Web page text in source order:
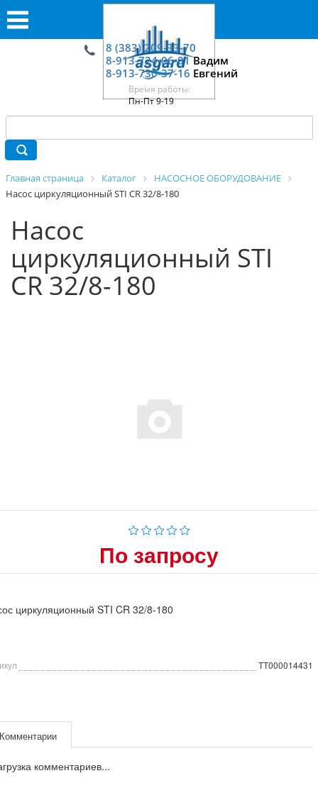
8 (383) 209-33-70
8-913-724-06-01Вадим
8-913-730-37-16 Евгений
Время работы:
Пн-Пт 9-19
Главная страница Каталог
НАСОСНОЕ ОБОРУДОВАНИЕ
Насос циркуляционный STI CR 32/8-180
Насос
циркуляционный STI
CR 32/8-180
По запросу
циркуляционный STI CR 32/8-180
ТТ000014431
комментариев...